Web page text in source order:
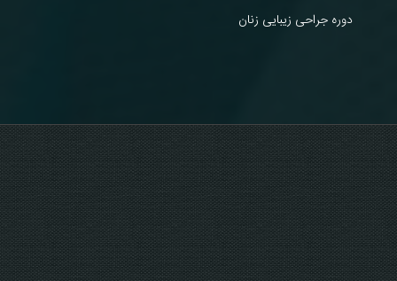
دوره جراحی زیبایی زنان